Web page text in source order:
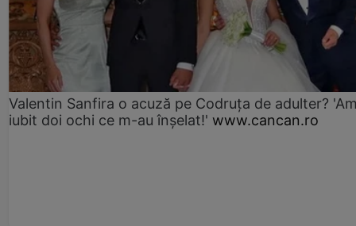
Valentin Sanfira o acuză pe Codruța de adulter?
iubit doi ochi ce m-au înșelat!' www.cancan.ro